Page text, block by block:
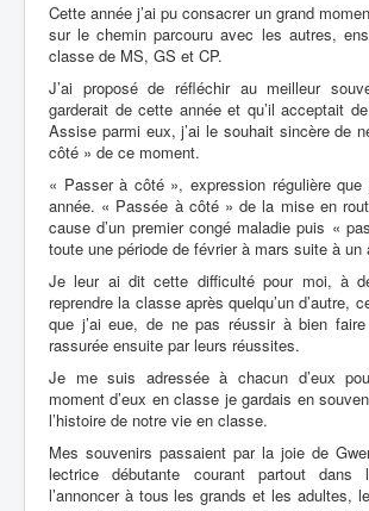
Ouvertures
Liens
Cette année j’ai pu consacrer un grand
sur le chemin parcouru avec les autres,
classe de MS, GS et CP.
J’ai proposé de réfléchir au meilleur
garderait de cette année et qu’il acceptait
Assise parmi eux, j’ai le souhait sincère de
côté » de ce moment.
« Passer à côté », expression régulière que
année. « Passée à côté » de la mise en
cause d’un premier congé maladie puis «
toute une période de février à mars suite à un
Je leur ai dit cette difficulté pour moi, à
reprendre la classe après quelqu’un d’autre,
que j’ai eue, de ne pas réussir à bien
rassurée ensuite par leurs réussites.
Je me suis adressée à chacun d’eux
moment d’eux en classe je gardais en
l’histoire de notre vie en classe.
Mes souvenirs passaient par la joie de
lectrice débutante courant partout dans
l’annoncer à tous les grands et les adultes,